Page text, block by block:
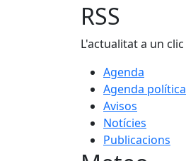
RSS
L'actualitat a un clic
Agenda
Agenda política
Avisos
Notícies
Publicacions